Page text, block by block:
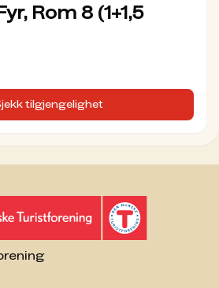
Rom 8 (1+1,5
tilgjengelighet